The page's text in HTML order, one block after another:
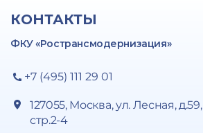
КОНТАКТЫ
ФКУ «Ространсмодернизация»
+7 (495) 111 29 01
127055, Москва, ул. Лесная, д.59,
стр.2-4